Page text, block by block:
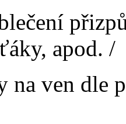
apod. /
na ven dle